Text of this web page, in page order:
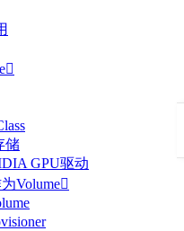

储
GPU驱动
Volume